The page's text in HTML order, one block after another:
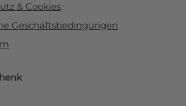
& Cookies
Geschäftsbedingungen